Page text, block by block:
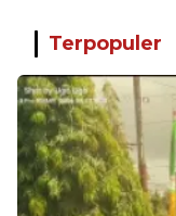
Terpopuler